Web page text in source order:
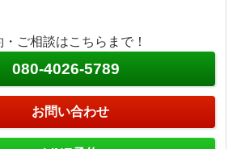
・ご相談はこちらまで！
080-4026-5789
お問い合わせ